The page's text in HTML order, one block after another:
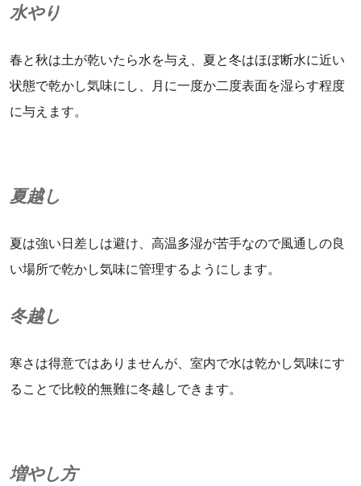
水やり
春と秋は土が乾いたら水を与え、夏と冬はほぼ断水に近い
状態で乾かし気味にし、月に一度か二度表面を湿らす程度
に与えます。
夏越し
夏は強い日差しは避け、高温多湿が苦手なので風通しの良
い場所で乾かし気味に管理するようにします。
冬越し
寒さは得意ではありませんが、室内で水は乾かし気味にす
ることで比較的無難に冬越しできます。
増やし方